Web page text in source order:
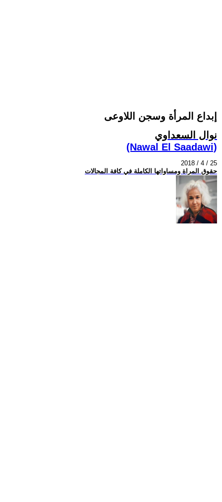
إبداع المرأة وسجن اللاوعى
نوال السعداوي
(Nawal El Saadawi)
2018 / 4 / 25
حقوق المراة ومساواتها الكاملة في كافة المجالات